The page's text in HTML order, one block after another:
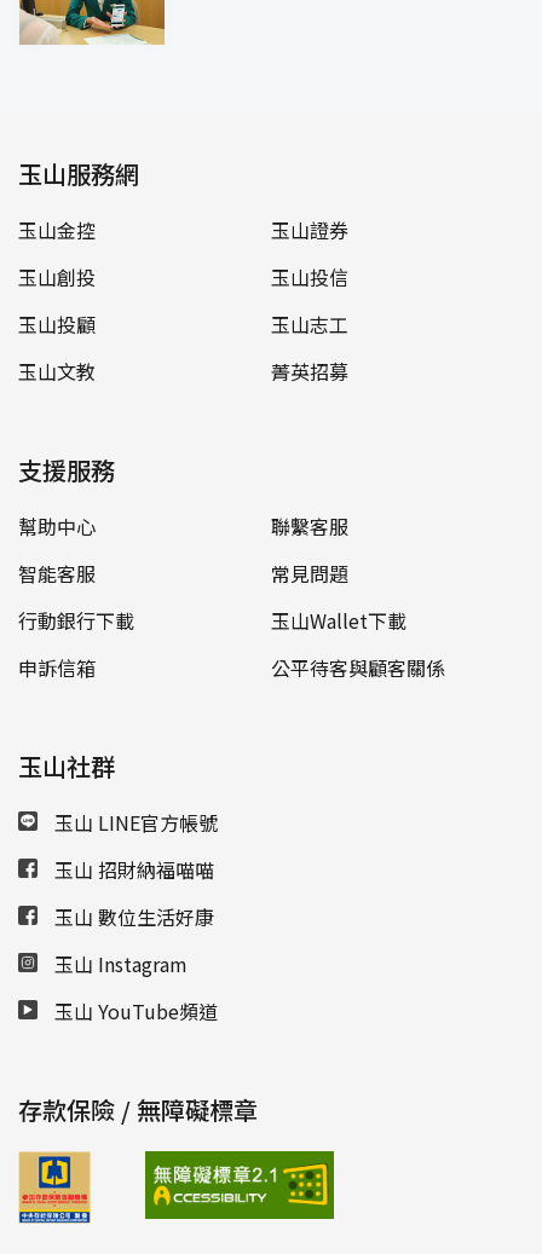
玉山服務網
玉山金控
玉山證券
玉山創投
玉山投信
玉山投顧
玉山志工
玉山文教
菁英招募
支援服務
幫助中心
聯繫客服
智能客服
常見問題
行動銀行下載
玉山Wallet下載
申訴信箱
公平待客與顧客關係
玉山社群
玉山 LINE官方帳號
玉山 招財納福喵喵
玉山 數位生活好康
玉山 Instagram
玉山 YouTube頻道
存款保險 / 無障礙標章